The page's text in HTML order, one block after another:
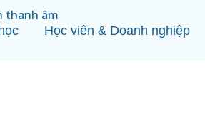
Học viên & Doanh nghiệp